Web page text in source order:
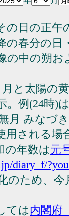
日の正午
の春分の日
の中の朔
と太陽の
例(24時)
月 みなづ
用される場
の年数は元
diary_f/
ため、今
ては内閣府